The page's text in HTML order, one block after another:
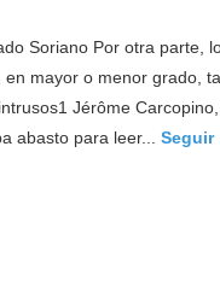
Soriano Por otra parte,
mayor o menor grado,
Jérôme
abasto para leer... Seguir